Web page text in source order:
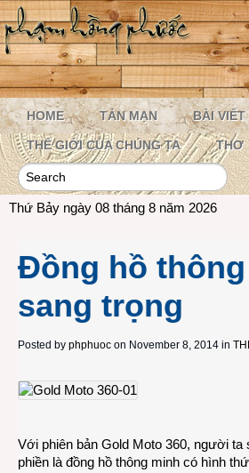
HOME TẢN MẠN BÀI VIẾT
THẾ GIỚI CỦA CHÚNG TA THƠ
Thứ Bảy ngày 08 tháng 8 năm 2026
Đồng hồ
sang trọng
Posted by phphuoc on November 8, 2014 in
Với phiên bản Gold Moto 360, người ta
phiền là đồng hồ thông minh có hình